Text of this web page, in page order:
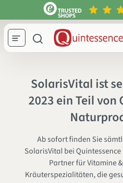
springen
SolarisVital ist
2023 ein Teil von
Ab sofort finden Sie
SolarisVital bei
Partner für Vitamine
Kräuterspezialitäten, die